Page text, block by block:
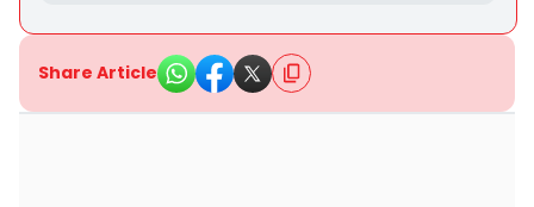
Share Article